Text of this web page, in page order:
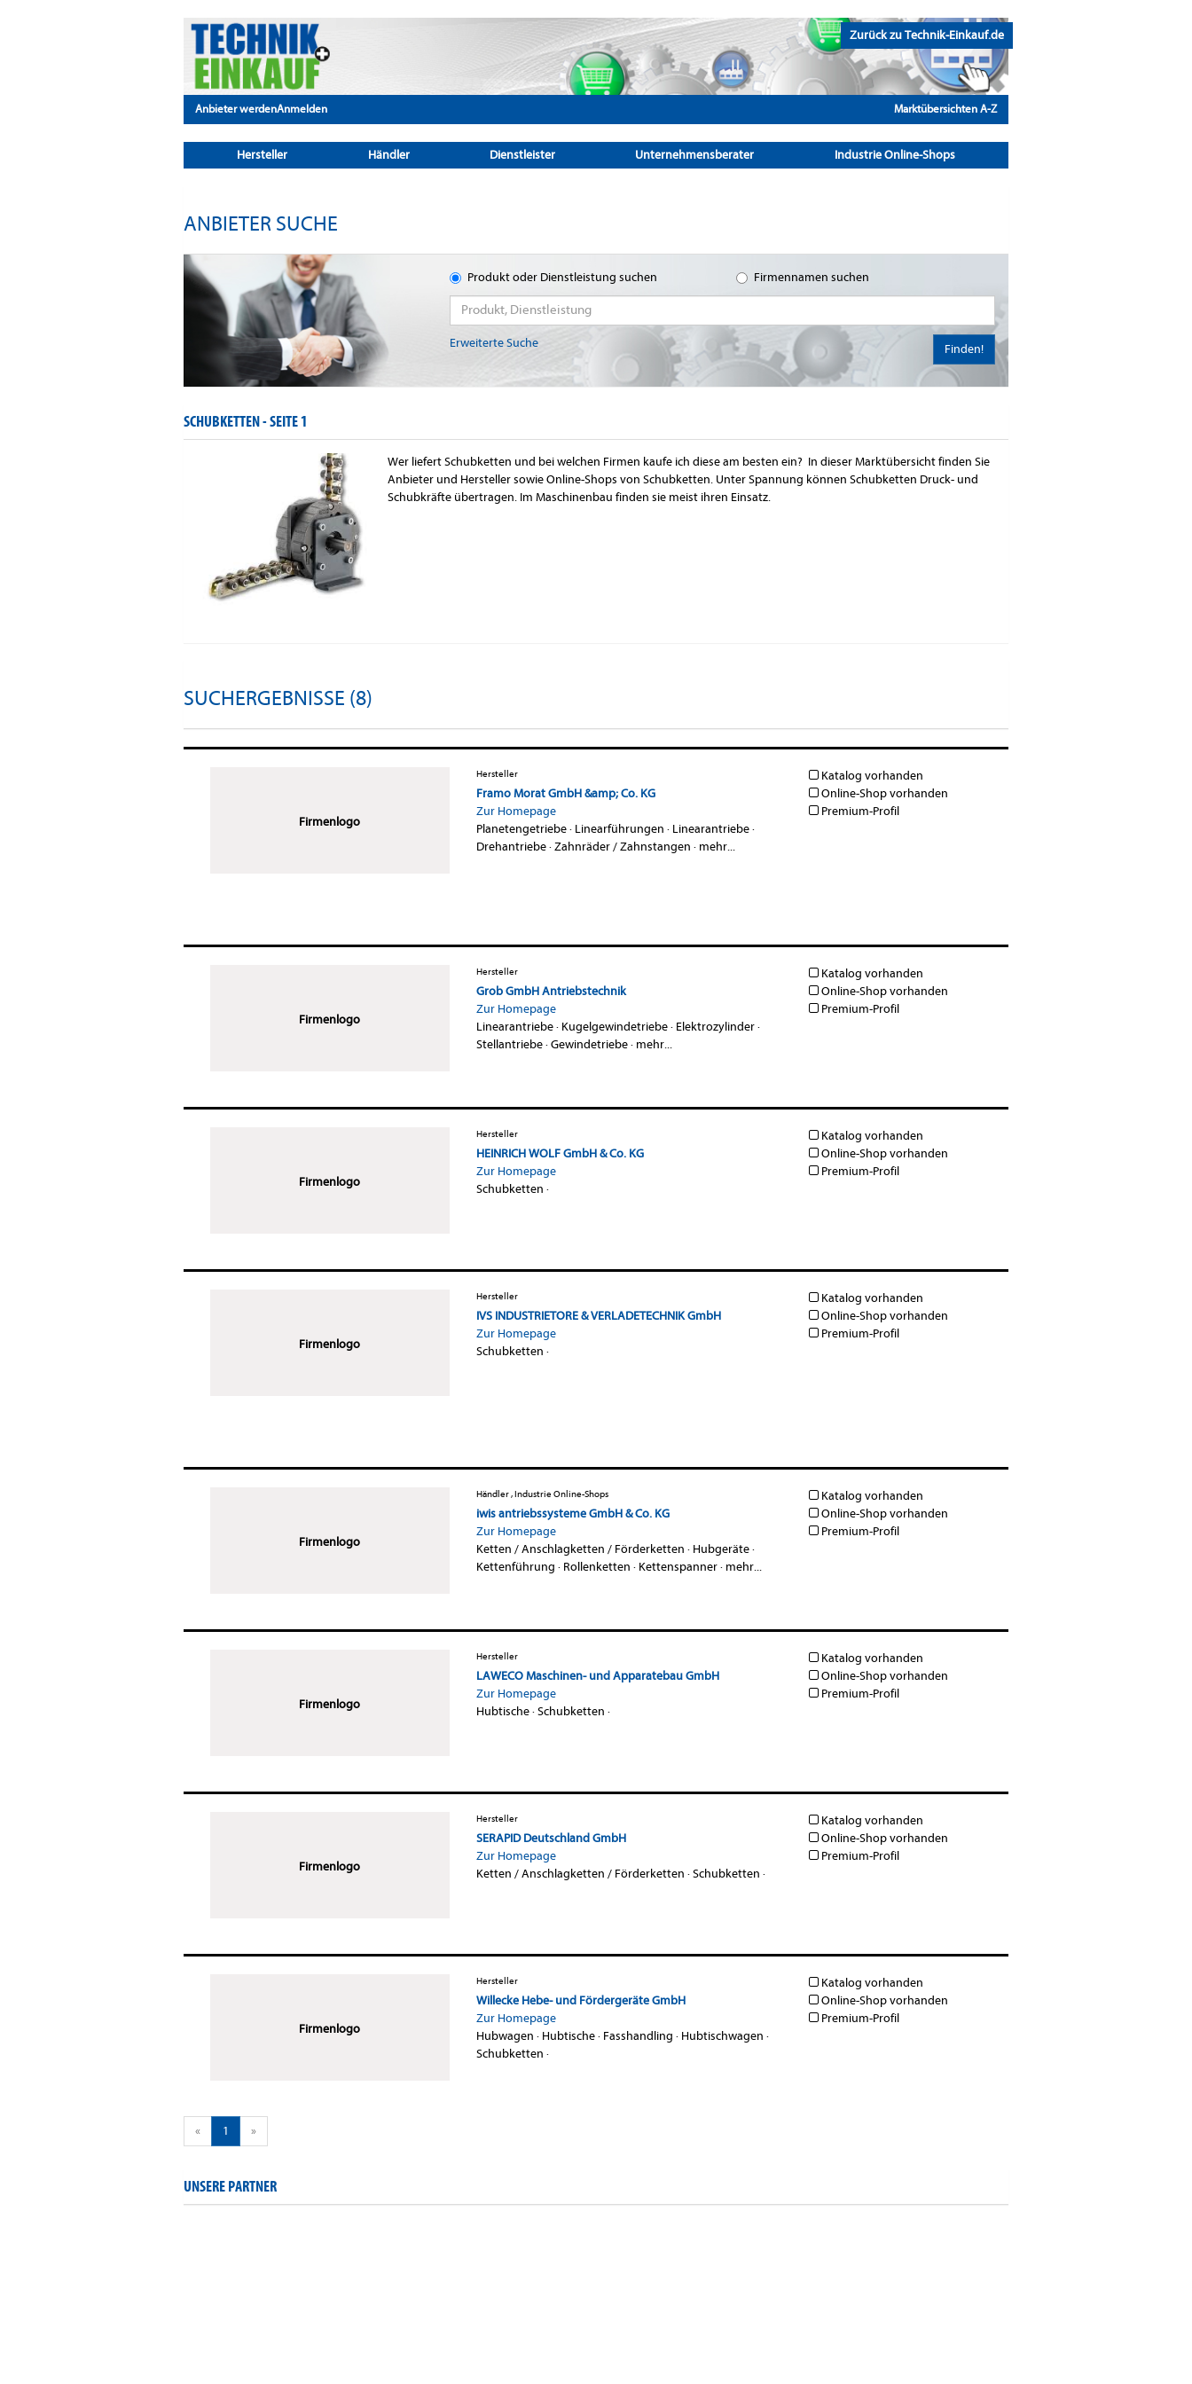
Zurück zu Technik-Einkauf.de
Anbieter werdenAnmelden Marktübersichten A-Z
Hersteller Händler Dienstleister Unternehmensberater Industrie Online-Shops
ANBIETER SUCHE
Produkt oder Dienstleistung suchen Firmennamen suchen
Erweiterte Suche Finden!
SCHUBKETTEN -SEITE 1
Wer liefert Schubketten und bei welchen Firmen kaufe ich diese am besten ein? In dieser Marktübersicht finden Sie
Anbieter und Hersteller sowie Online-Shops von Schubketten. Unter Spannung können Schubketten Druck- und
Schubkräfte übertragen. Im Maschinenbau finden sie meist ihren Einsatz.
SUCHERGEBNISSE (8)
Firmenlogo
Hersteller
Framo Morat GmbH &amp; Co. KG
Zur Homepage
Planetengetriebe· Linearführungen · Linearantriebe·
Drehantriebe·Zahnräder / Zahnstangen · mehr...
Katalog vorhanden
Online-Shop vorhanden
Premium-Profil
Firmenlogo
Hersteller
Grob GmbH Antriebstechnik
Zur Homepage
Linearantriebe· Kugelgewindetriebe· Elektrozylinder·
Stellantriebe·Gewindetriebe· mehr...
Katalog vorhanden
Online-Shop vorhanden
Premium-Profil
Firmenlogo
Hersteller
HEINRICH WOLF GmbH & Co. KG
Zur Homepage
Schubketten ·
Katalog vorhanden
Online-Shop vorhanden
Premium-Profil
Firmenlogo
Hersteller
IVS INDUSTRIETORE & VERLADETECHNIK GmbH
Zur Homepage
Schubketten ·
Katalog vorhanden
Online-Shop vorhanden
Premium-Profil
Firmenlogo
Händler , Industrie Online-Shops
iwis antriebssysteme GmbH & Co. KG
Zur Homepage
Ketten / Anschlagketten / Förderketten · Hubgeräte·
Kettenführung · Rollenketten · Kettenspanner· mehr...
Katalog vorhanden
Online-Shop vorhanden
Premium-Profil
Firmenlogo
Hersteller
LAWECO Maschinen- und Apparatebau GmbH
Zur Homepage
Hubtische·Schubketten ·
Katalog vorhanden
Online-Shop vorhanden
Premium-Profil
Firmenlogo
Hersteller
SERAPID Deutschland GmbH
Zur Homepage
Ketten / Anschlagketten / Förderketten ·Schubketten ·
Katalog vorhanden
Online-Shop vorhanden
Premium-Profil
Firmenlogo
Hersteller
Willecke Hebe- und Fördergeräte GmbH
Zur Homepage
Hubwagen · Hubtische· Fasshandling · Hubtischwagen ·
Schubketten ·
Katalog vorhanden
Online-Shop vorhanden
Premium-Profil
« 1 »
UNSERE PARTNER